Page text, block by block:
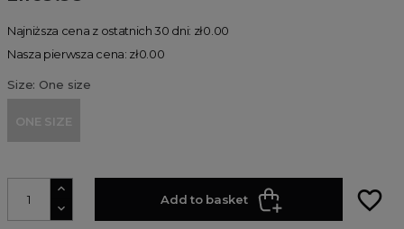
Najniższa cena z ostatnich 30 dni: zł0.00
Nasza pierwsza cena: zł0.00
Size: One size
ONE SIZE
Add to basket favorite_border